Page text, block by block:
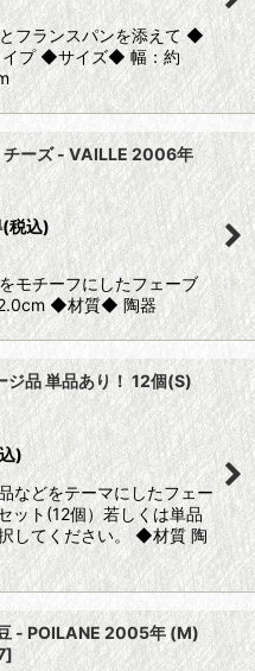
む
フランスパンを添えて ◆
プ ◆サイズ◆ 幅：約
チーズ - VAILLE 2006年
(税込)
チーフにしたフェーブ
2.0cm ◆材質◆ 陶器
ジ品 単品あり！ 12個(S)
)
などをテーマにしたフェー
ット(12個）若しくは単品
してください。 ◆材質 陶
- POILANE 2005年 (M)
]